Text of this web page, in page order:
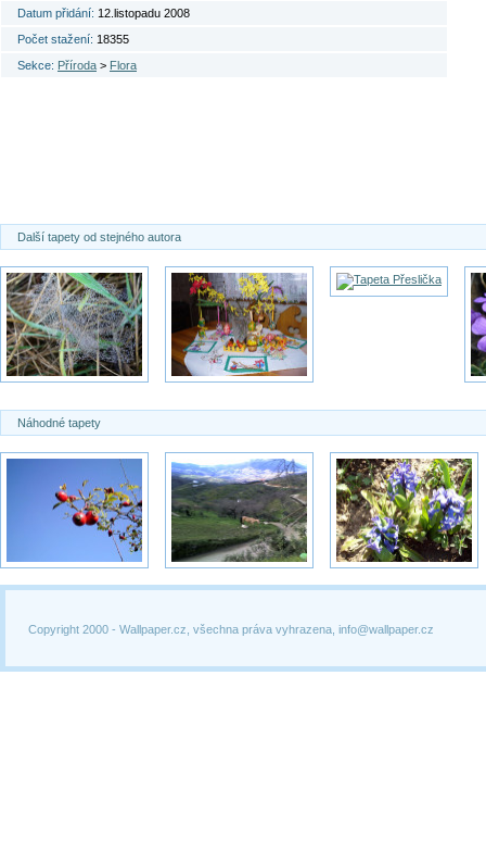
Datum přidání: 12.listopadu 2008
Počet stažení: 18355
Sekce: Příroda > Flora
Další tapety od stejného autora
Náhodné tapety
Copyright 2000 - Wallpaper.cz, všechna práva vyhrazena, info@wallpaper.cz